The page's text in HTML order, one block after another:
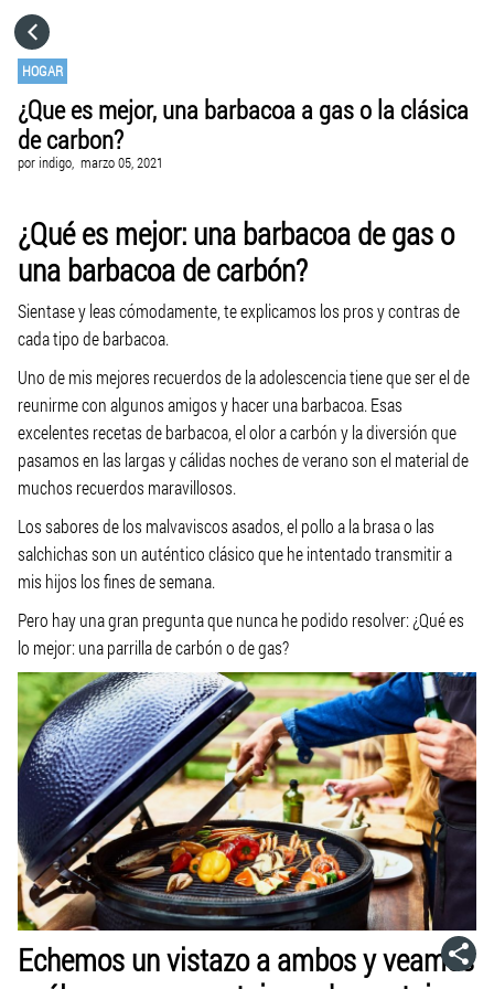
HOGAR
¿Que es mejor, una barbacoa a gas o la clásica
de carbon?
por indigo, marzo 05, 2021
¿Qué es mejor: una barbacoa de gas o
una barbacoa de carbón?
Sientase y leas cómodamente, te explicamos los pros y contras de
cada tipo de barbacoa.
Uno de mis mejores recuerdos de la adolescencia tiene que ser el de
reunirme con algunos amigos y hacer una barbacoa. Esas
excelentes recetas de barbacoa, el olor a carbón y la diversión que
pasamos en las largas y cálidas noches de verano son el material de
muchos recuerdos maravillosos.
Los sabores de los malvaviscos asados, el pollo a la brasa o las
salchichas son un auténtico clásico que he intentado transmitir a
mis hijos los fines de semana.
Pero hay una gran pregunta que nunca he podido resolver: ¿Qué es
lo mejor: una parrilla de carbón o de gas?
Echemos un vistazo a ambos y veamos
CATEGORÍAS
VISITA EL SITIO WEB